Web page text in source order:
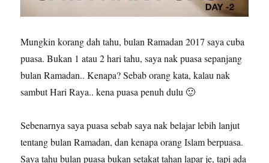
Mungkin korang dah tahu, bulan Ramadan 2017 saya cuba
puasa. Bukan 1 atau 2 hari tahu, saya nak puasa sepanjang
bulan Ramadan.. Kenapa? Sebab orang kata, kalau nak
sambut Hari Raya.. kena puasa penuh dulu 🙂
Sebenarnya saya puasa sebab saya nak belajar lebih lanjut
tentang bulan Ramadan, dan kenapa orang Islam berpuasa.
Saya tahu bulan puasa bukan setakat tahan lapar je, tapi ada